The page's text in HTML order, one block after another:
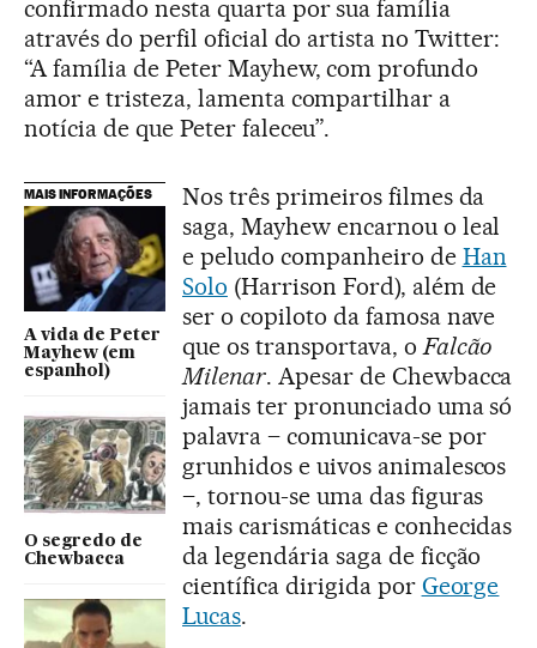
confirmado nesta quarta por sua família
através do perfil oficial do artista no Twitter:
“A família de Peter Mayhew, com profundo
amor e tristeza, lamenta compartilhar a
notícia de que Peter faleceu”.
MAIS INFORMAÇÕES
A vida de Peter
Mayhew (em
espanhol)
O segredo de
Chewbacca
Nos três primeiros filmes da
saga, Mayhew encarnou o leal
e peludo companheiro de Han
Solo (Harrison Ford), além de
ser o copiloto da famosa nave
que os transportava, o Falcão
Milenar. Apesar de Chewbacca
jamais ter pronunciado uma só
palavra – comunicava-se por
grunhidos e uivos animalescos
–, tornou-se uma das figuras
mais carismáticas e conhecidas
da legendária saga de ficção
científica dirigida por George
Lucas.